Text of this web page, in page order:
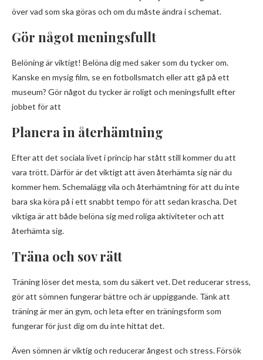
över vad som ska göras och om du måste ändra i schemat.
Gör något meningsfullt
Belöning är viktigt! Belöna dig med saker som du tycker om.
Kanske en mysig film, se en fotbollsmatch eller att gå på ett
museum? Gör något du tycker är roligt och meningsfullt efter
jobbet för att
Planera in återhämtning
Efter att det sociala livet i princip har stått still kommer du att
vara trött. Därför är det viktigt att även återhämta sig när du
kommer hem. Schemalägg vila och återhämtning för att du inte
bara ska köra på i ett snabbt tempo för att sedan krascha. Det
viktiga är att både belöna sig med roliga aktiviteter och att
återhämta sig.
Träna och sov rätt
Träning löser det mesta, som du säkert vet. Det reducerar stress,
gör att sömnen fungerar bättre och är uppiggande. Tänk att
träning är mer än gym, och leta efter en träningsform som
fungerar för just dig om du inte hittat det.
Även sömnen är viktig och reducerar ångest och stress. Försök